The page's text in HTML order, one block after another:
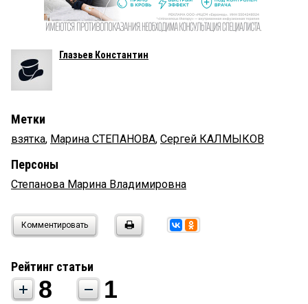
Глазьев Константин
Метки
взятка, Марина СТЕПАНОВА, Сергей КАЛМЫКОВ
Персоны
Степанова Марина Владимировна
Комментировать
Рейтинг статьи
8 1